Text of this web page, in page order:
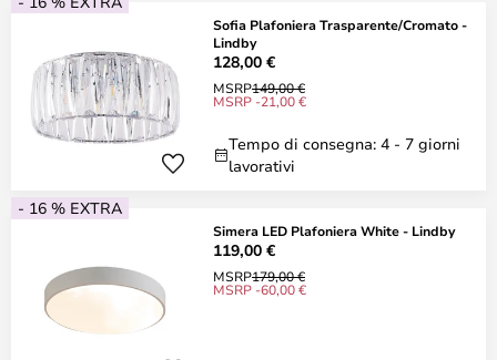
Sofia Plafoniera Trasparente/Cromato -
Lindby
128,00 €
MSRP149,00 €
MSRP -21,00 €
Tempo di consegna: 4 - 7 giorni
lavorativi
- 16 % EXTRA
Simera LED Plafoniera White - Lindby
119,00 €
MSRP179,00 €
MSRP -60,00 €